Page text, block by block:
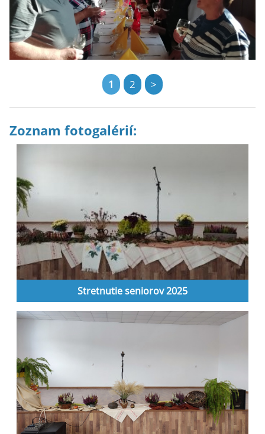
1 2 >
Zoznam fotogalérií:
Stretnutie seniorov 2025